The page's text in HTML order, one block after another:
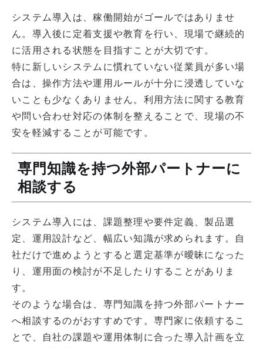
システム導入は、稼働開始がゴールではありませ
ん。導入後に定着支援や教育を行い、現場で継続的
に活用される状態を目指すことが大切です。
特に新しいシステムに慣れていない従業員が多い場
合は、操作方法や運用ルールが十分に浸透していな
いことも少なくありません。利用方法に関する教育
や問い合わせ対応の体制を整えることで、現場の不
安を軽減することが可能です。
専門知識を持つ外部パートナーに
相談する
システム導入には、課題整理や要件定義、製品選
定、運用設計など、幅広い知識が求められます。自
社だけで進めようとすると選定基準が曖昧になった
り、運用面の検討が不足したりすることがありま
す。
そのような場合は、専門知識を持つ外部パートナー
へ相談するのがおすすめです。専門家に依頼するこ
とで、自社の課題や運用体制に合った導入計画を立